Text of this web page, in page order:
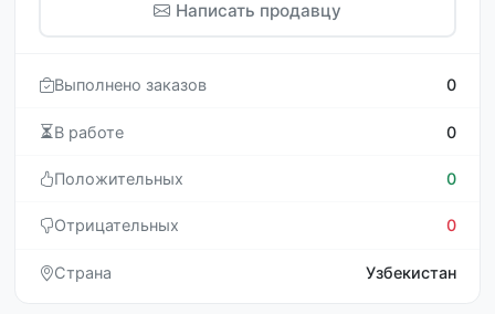
Написать продавцу
Выполнено заказов 0
В работе 0
Положительных 0
Отрицательных 0
Страна Узбекистан